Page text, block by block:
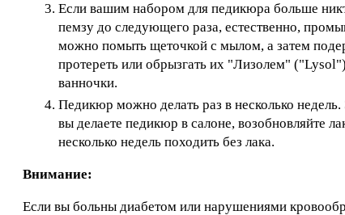
Если вашим набором для педикюра больше
пемзу до следующего раза, естественно,
можно помыть щеточкой с мылом, а затем
протереть или обрызгать их "Лизолем"
ванночки.
Педикюр можно делать раз в несколько
вы делаете педикюр в салоне, возобновляйте
несколько недель походить без лака.
Внимание:
Если вы больны диабетом или нарушениями